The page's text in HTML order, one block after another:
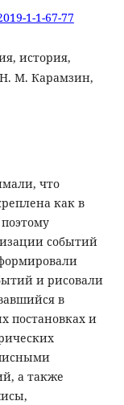
1-1-67-77
история,
М. Карамзин,
что
как в
событий
и рисовали
в
постановках и
а также